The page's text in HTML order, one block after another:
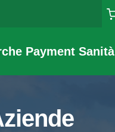
Payment Sanità